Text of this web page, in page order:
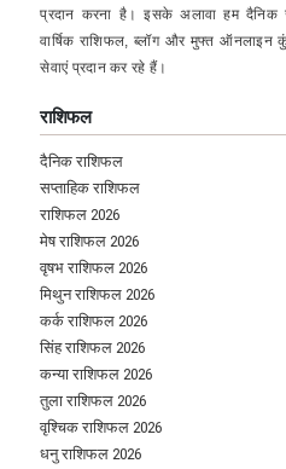
प्रदान करना है। इसके अलावा हम दैनिक
वार्षिक राशिफल, ब्लॉग और मुफ्त ऑनलाइन
सेवाएं प्रदान कर रहे हैं।
राशिफल
दैनिक राशिफल
सप्ताहिक राशिफल
राशिफल 2026
मेष राशिफल 2026
वृषभ राशिफल 2026
मिथुन राशिफल 2026
कर्क राशिफल 2026
सिंह राशिफल 2026
कन्या राशिफल 2026
तुला राशिफल 2026
वृश्चिक राशिफल 2026
धनु राशिफल 2026